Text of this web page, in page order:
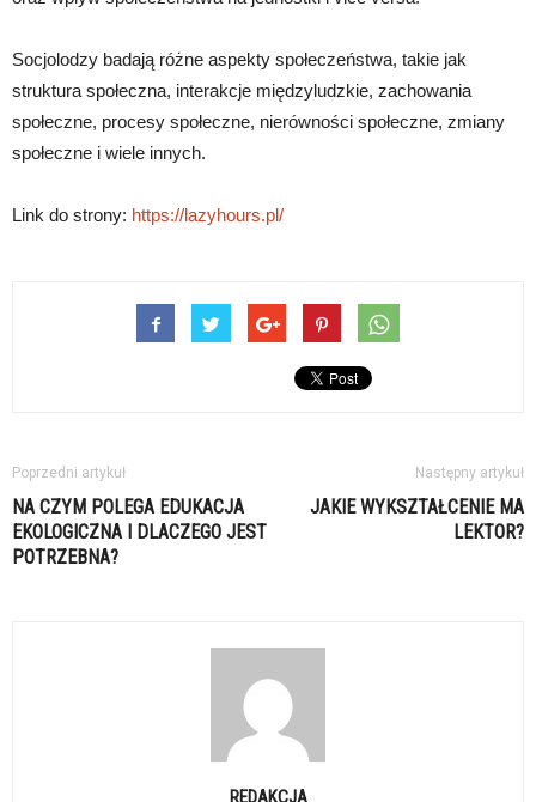
Socjolodzy badają różne aspekty społeczeństwa, takie jak
struktura społeczna, interakcje międzyludzkie, zachowania
społeczne, procesy społeczne, nierówności społeczne, zmiany
społeczne i wiele innych.
Link do strony: https://lazyhours.pl/
Poprzedni artykuł
NA CZYM POLEGA EDUKACJA
EKOLOGICZNA I DLACZEGO JEST
POTRZEBNA?
Następny artykuł
JAKIE WYKSZTAŁCENIE MA
LEKTOR?
REDAKCJA